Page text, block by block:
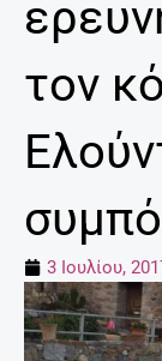
τον
3 Ιουλίου,